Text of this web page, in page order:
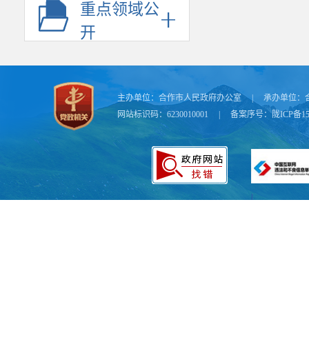
重点领域公
开
主办单位： 合作市人民政府办公室 承办单位：
网站标识码：6230010001
备案序号：陇ICP备